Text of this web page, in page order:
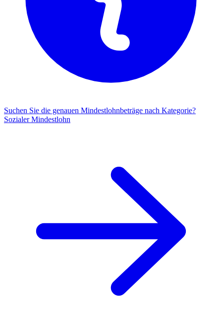
Suchen Sie die genauen Mindestlohnbeträge nach Kategorie?
Sozialer Mindestlohn